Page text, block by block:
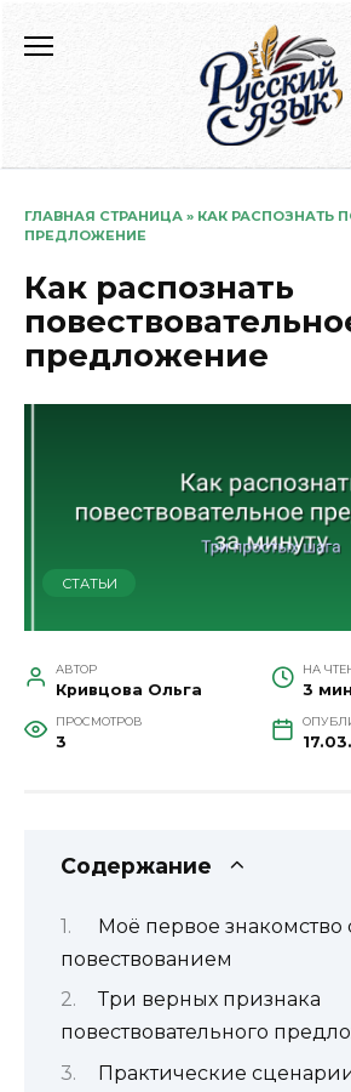
содержанию
ГЛАВНАЯ СТРАНИЦА » КАК РАСПОЗНАТЬ
ПРЕДЛОЖЕНИЕ
Как распознать
предложение
СТАТЬИ
АВТОР
Кривцова Ольга
НА
3 мин
ПРОСМОТРОВ
3
Содержание
Моё первое знакомство
повествованием
Три верных признака
повествовательного
Практические